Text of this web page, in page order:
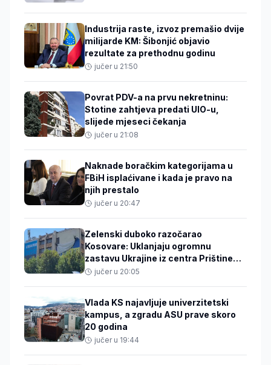
Industrija raste, izvoz premašio dvije
milijarde KM: Šibonjić objavio
rezultate za prethodnu godinu
jučer u 21:50
Povrat PDV-a na prvu nekretninu:
Stotine zahtjeva predati UIO-u,
slijede mjeseci čekanja
jučer u 21:08
Naknade boračkim kategorijama u
FBiH isplaćivane i kada je pravo na
njih prestalo
jučer u 20:47
Zelenski duboko razočarao
Kosovare: Uklanjaju ogromnu
zastavu Ukrajine iz centra Prištine
koja je tu od 2022. godine
jučer u 20:05
Vlada KS najavljuje univerzitetski
kampus, a zgradu ASU prave skoro
20 godina
jučer u 19:44